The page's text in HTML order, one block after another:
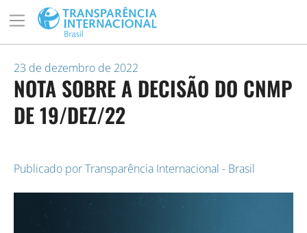
23 de dezembro de 2022
NOTA SOBRE A DECISÃO DO CNMP
DE 19/DEZ/22
Publicado porTransparência Internacional - Brasil